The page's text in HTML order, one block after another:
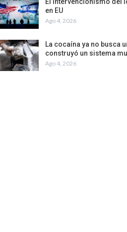
en EU
Ago 4, 2026
La cocaína ya no busca
construyó un sistema
Ago 4, 2026